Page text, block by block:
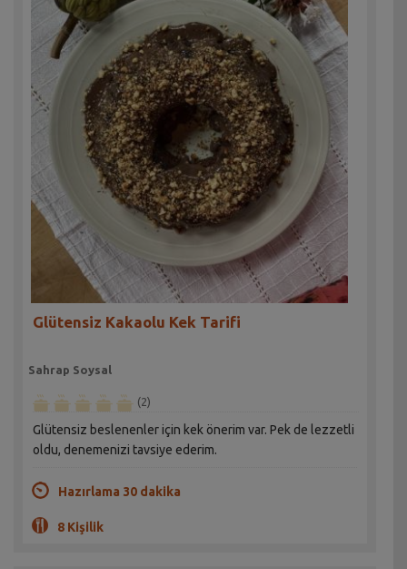
Glütensiz Kakaolu Kek Tarifi
Sahrap Soysal
(2)
Glütensiz beslenenler için kek önerim var. Pek de lezzetli
oldu, denemenizi tavsiye ederim.
Hazırlama 30 dakika
8 Kişilik